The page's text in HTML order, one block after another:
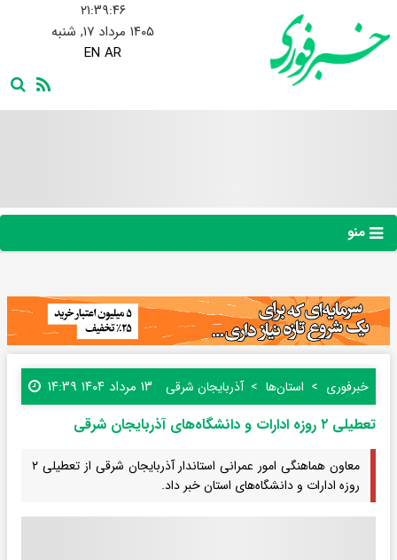
۲۱:۳۹:۴۷
۱۴۰۵ مرداد ۱۷, شنبه
EN AR
منو
خبرفوری استان‌ها آذربایجان شرقی ۱۳ مرداد ۱۴۰۴ ۱۴:۳۹
تعطیلی ۲ روزه ادارات و دانشگاه‌های آذربایجان شرقی
معاون هماهنگی امور عمرانی استاندار آذربایجان شرقی از تعطیلی ۲
روزه ادارات و دانشگاه‌های استان خبر داد.